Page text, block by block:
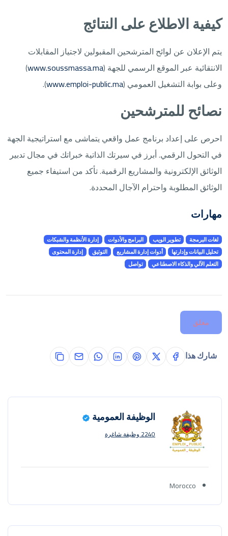
كيفية الاطلاع على النتائج
يتم الإعلان عن لوائح المترشحين المقبولين لاجتياز المقابلات
الانتقائية عبر الموقع الرسمي للجهة (www.soussmassa.ma
)
وعلى بوابة التشغيل العمومي (www.emploi-public.ma
).
نصائح للمترشحين
احرص على إعداد برنامج عمل واقعي يتماشى مع استراتيجية الجهة
في التحول الرقمي. أبرز في سيرتك الذاتية خبراتك في مجال تدبير
الوثائق الإلكترونية والمشاريع الرقمية. تأكد من استيفاء جميع
الوثائق المطلوبة واحترام الآجال المحددة.
مهارات
لغات البرمجة تطوير الويب البرامج والأدوات
إدارة الأنظمة والشبكات
تحليل البيانات وإدارتها
أدوات إدارة المشاريع التوثيق
إدارة المحتوى
التعلم الآلي والذكاء الاصطناعي
تواصل
مغلق
شارك هذا
الوظيفة العمومية
2240 وظيفة شاغرة
Morocco